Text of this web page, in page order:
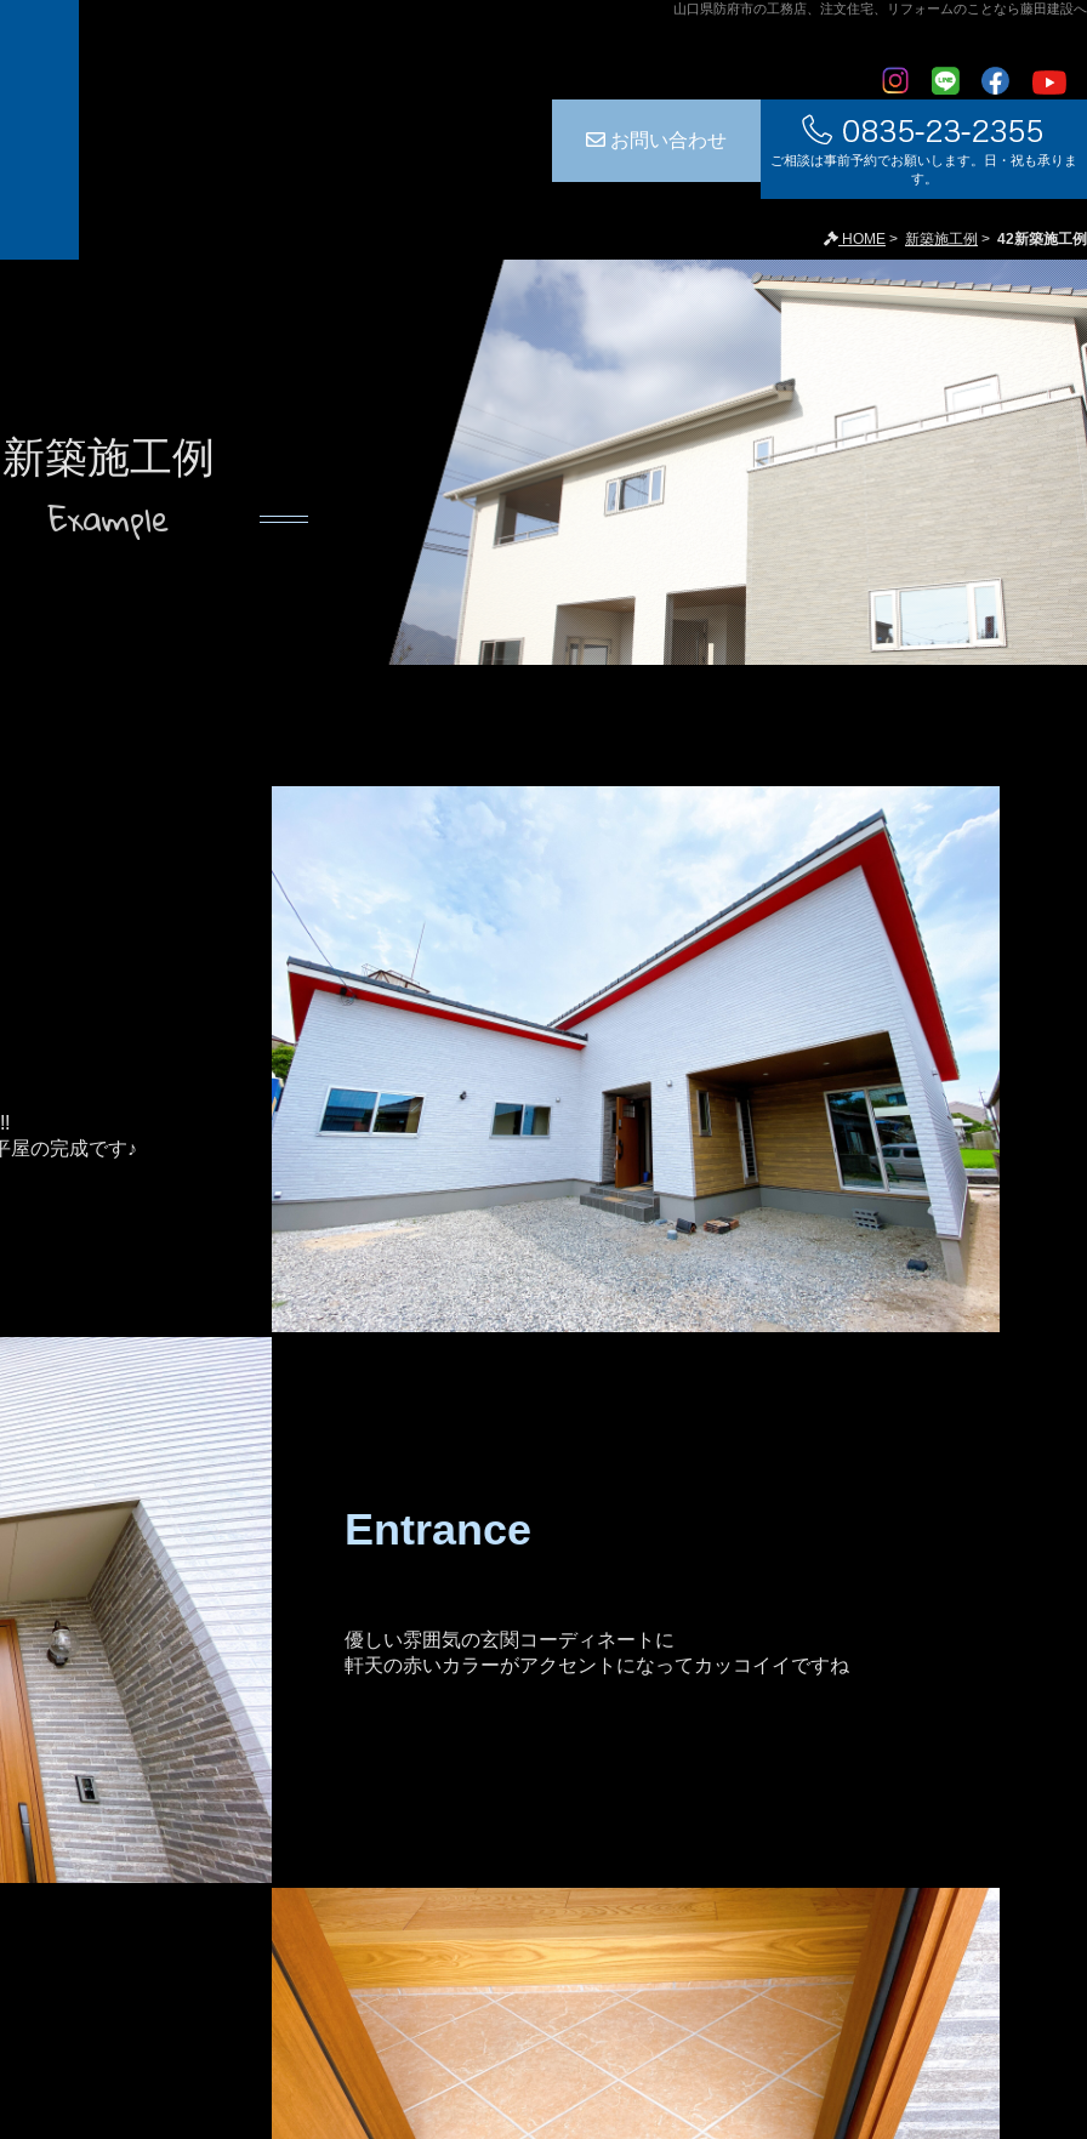
山口県防府市の工務店、注文住宅、リフォームのことなら藤田建設へ
ご相談は事前予約でお願いします。日・祝も承りま
す。
お問い合わせ
HOME > 新築施工例 > 42新築施工例
新築施工例
Example
屋の完成です♪
Entrance
優しい雰囲気の玄関コーディネートに
軒天の赤いカラーがアクセントになってカッコイイですね